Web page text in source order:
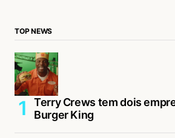
TOP NEWS
Terry Crews tem dois
Burger King